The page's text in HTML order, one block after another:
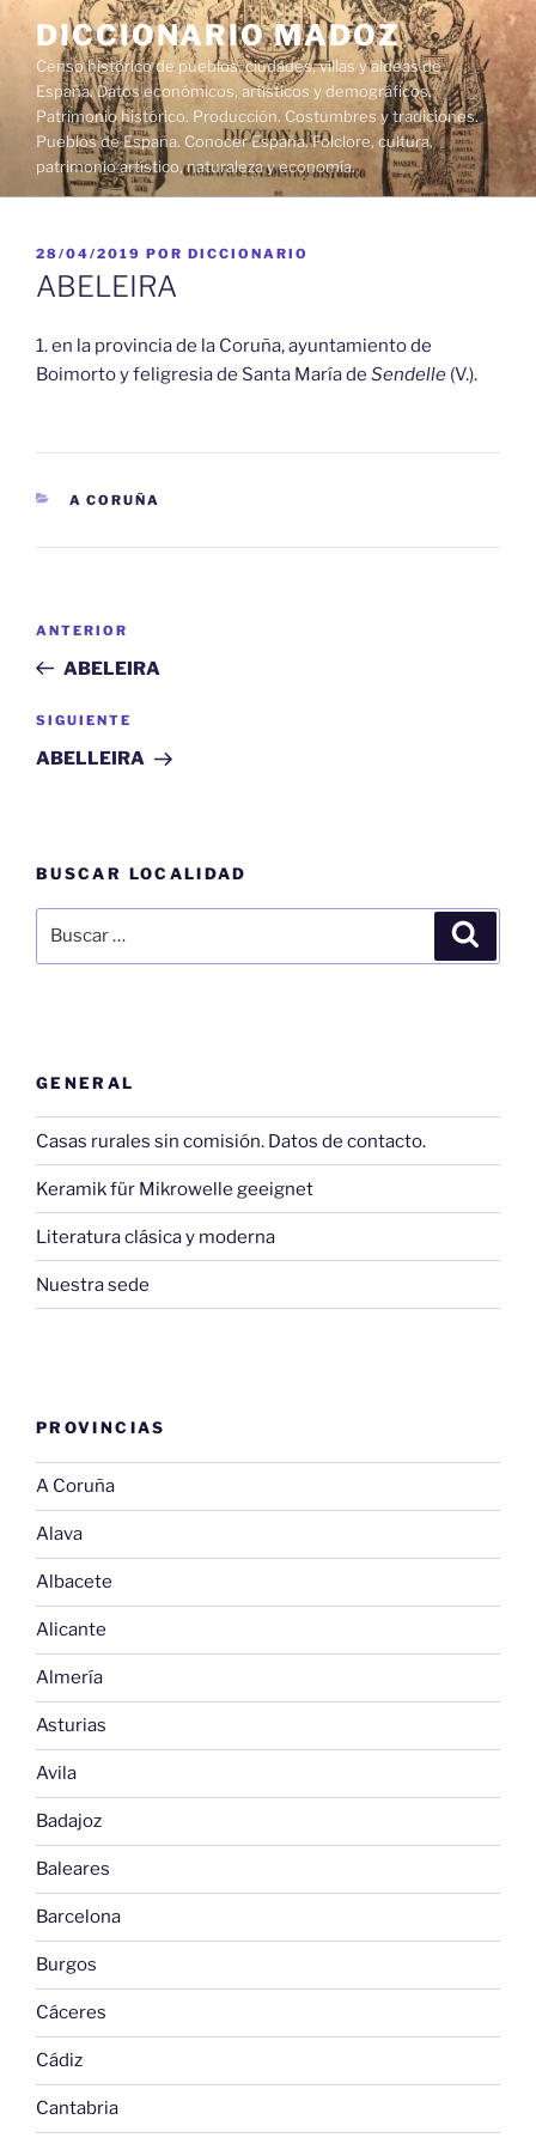
contenido
DICCIONARIO MADOZ
Censo histórico de pueblos, ciudades, villas y aldeas de
España. Datos económicos, artísticos y demográficos.
Patrimonio histórico. Producción. Costumbres y tradiciones.
Pueblos de España. Conocer España. Folclore, cultura,
patrimonio artístico, naturaleza y economía.
PUBLICADO
EL
28/04/2019 POR DICCIONARIO
ABELEIRA
1. en la provincia de la Coruña, ayuntamiento de
Boimorto y feligresia de Santa María de Sendelle (V.).
CATEGORÍAS
A CORUÑA
entradas
Entrada
anterior:
ANTERIOR
ABELEIRA
Siguiente
entrada
SIGUIENTE
ABELLEIRA
BUSCAR LOCALIDAD
por:
GENERAL
Casas rurales sin comisión. Datos de contacto.
Keramik für Mikrowelle geeignet
Literatura clásica y moderna
Nuestra sede
PROVINCIAS
A Coruña
Alava
Albacete
Alicante
Almería
Asturias
Avila
Badajoz
Baleares
Barcelona
Burgos
Cáceres
Cádiz
Cantabria